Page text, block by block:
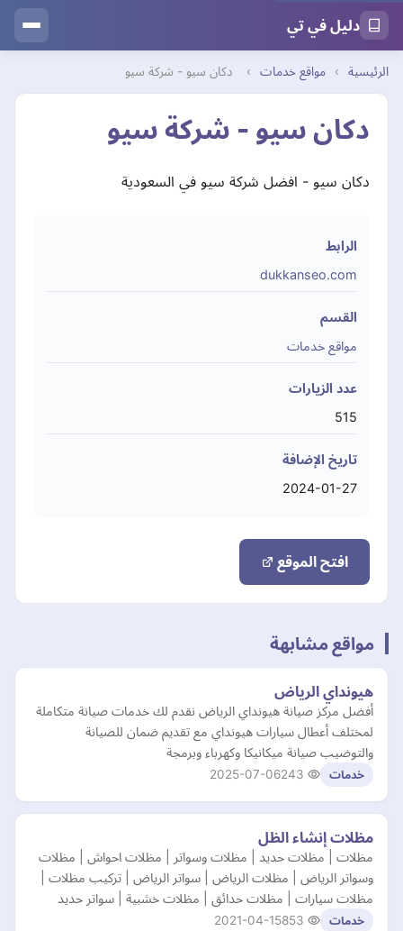
دليل في تي
الرئيسية › مواقع خدمات › دكان سيو - شركة سيو
دكان سيو - شركة سيو
دكان سيو - افضل شركة سيو في السعودية
الرابط
dukkanseo.com
القسم
مواقع خدمات
عدد الزيارات
515
تاريخ الإضافة
2024-01-27
افتح الموقع
مواقع مشابهة
هيونداي الرياض
أفضل مركز صيانة هيونداي الرياض نقدم لك خدمات صيانة متكاملة
لمختلف أعطال سيارات هيونداي مع تقديم ضمان للصيانة
والتوضيب صيانة ميكانيكا وكهرباء وبرمجة
خدمات 2025-07-06
مظلات إنشاء الظل
مظلات | مظلات حديد | مظلات وسواتر | مظلات احواش | مظلات
وسواتر الرياض | مظلات الرياض | سواتر الرياض | تركيب مظلات |
مظلات سيارات | مظلات حدائق | مظلات خشبية | سواتر حديد
خدمات 2021-04-15